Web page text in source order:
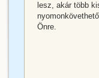
lesz, akár több
Önre.